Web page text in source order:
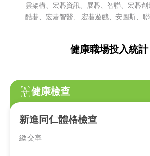
雲架構、宏碁資訊、展碁、智聯、宏碁
酷碁、宏碁智醫、 宏碁遊戲、安圖斯、聯
健康職場投入統計
健康檢查
新進同仁體格檢查
繳交率